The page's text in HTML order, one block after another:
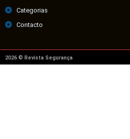
Categorias
Contacto
2026 © Revista Segurança